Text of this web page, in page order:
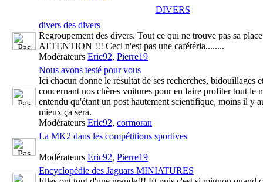
DIVERS
divers des divers
Regroupement des divers. Tout ce qui ne trouve pas sa
ATTENTION !!! Ceci n'est pas une cafétéria........
Modérateurs Eric92, Pierre19
Nous avons testé pour vous
Ici chacun donne le résultat de ses recherches, bidouillages
concernant nos chères voitures pour en faire profiter tout le
entendu qu'étant un post hautement scientifique, moins il y
mieux ça sera.
Modérateurs Eric92, cormoran
La MK2 dans les compétitions sportives
Modérateurs Eric92, Pierre19
Encyclopédie des Jaguars MINIATURES